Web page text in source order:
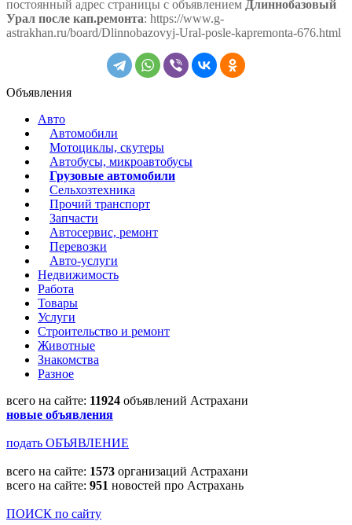
постоянный адрес страницы с объявлением Длиннобазовый
Урал после кап.ремонта: https://www.g-
astrakhan.ru/board/Dlinnobazovyj-Ural-posle-kapremonta-676.html
Объявления
Авто
Автомобили
Мотоциклы, скутеры
Автобусы, микроавтобусы
Грузовые автомобили
Сельхозтехника
Прочий транспорт
Запчасти
Автосервис, ремонт
Перевозки
Авто-услуги
Недвижимость
Работа
Товары
Услуги
Строительство и ремонт
Животные
Знакомства
Разное
всего на сайте: 11924 объявлений Астрахани
новые объявления
подать ОБЪЯВЛЕНИЕ
всего на сайте: 1573 организаций Астрахани
всего на сайте: 951 новостей про Астрахань
ПОИСК по сайту